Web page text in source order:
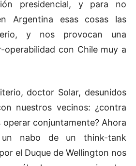
presidencial, y para no
Argentina esas cosas las
y nos provocan una
operabilidad con Chile muy a
doctor Solar, desunidos
nuestros vecinos: ¿contra
operar conjuntamente? Ahora
nabo de un think-tank
el Duque de Wellington nos